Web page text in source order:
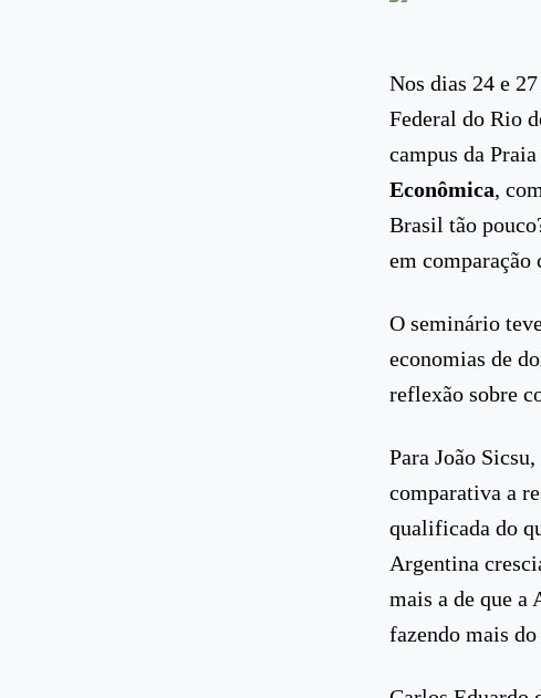
Nos dias 24 e
Federal do Rio
campus da
Econômica,
Brasil tão
em
O seminário
economias de
reflexão sobre
Para João
comparativa a
qualificada do
Argentina
mais a de que a
fazendo mais